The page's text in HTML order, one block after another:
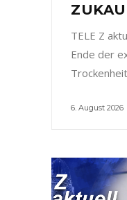
TELE Z
Ende der
6. August 2026